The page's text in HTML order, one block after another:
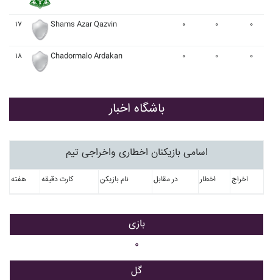
۱۷ Shams Azar Qazvin ۰ ۰ ۰
۱۸ Chadormalo Ardakan ۰ ۰ ۰
باشگاه اخبار
اسامی بازیکنان اخطاری واخراجی تیم
هفته کارت دقیقه نام بازیکن در مقابل اخطار اخراج
بازی
۰
گل